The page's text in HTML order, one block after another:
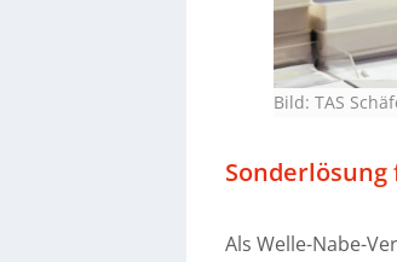
Bild: TAS
Als Welle-Nabe-